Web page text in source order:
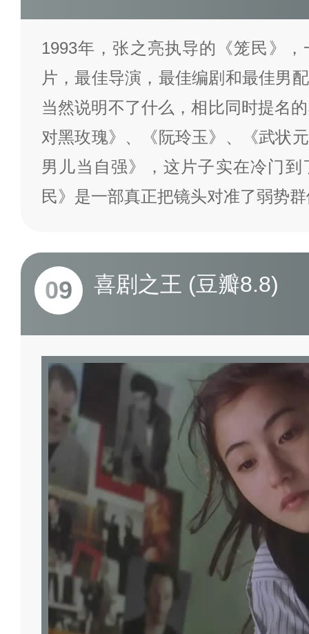
1993年，张之亮执导的《笼民》
片，最佳导演，最佳编剧和最佳男
当然说明不了什么，相比同时提名
对黑玫瑰》、《阮玲玉》、《武状
男儿当自强》，这片子实在冷门
民》是一部真正把镜头对准了弱势
09 喜剧之王 (豆瓣8.8)